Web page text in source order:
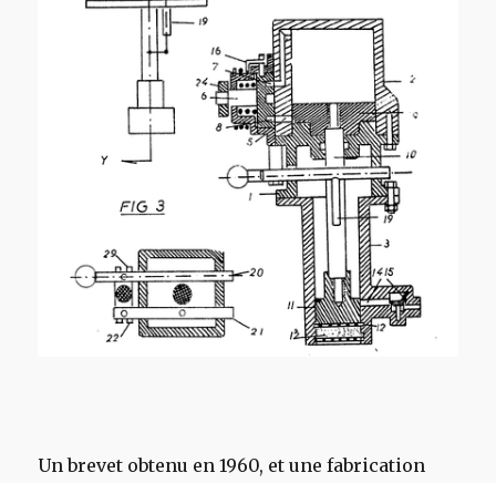
Un brevet obtenu en 1960, et une fabrication